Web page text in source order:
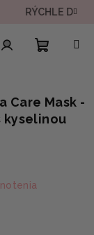
DORUČENIE
košík
Care Mask -
kyselinou